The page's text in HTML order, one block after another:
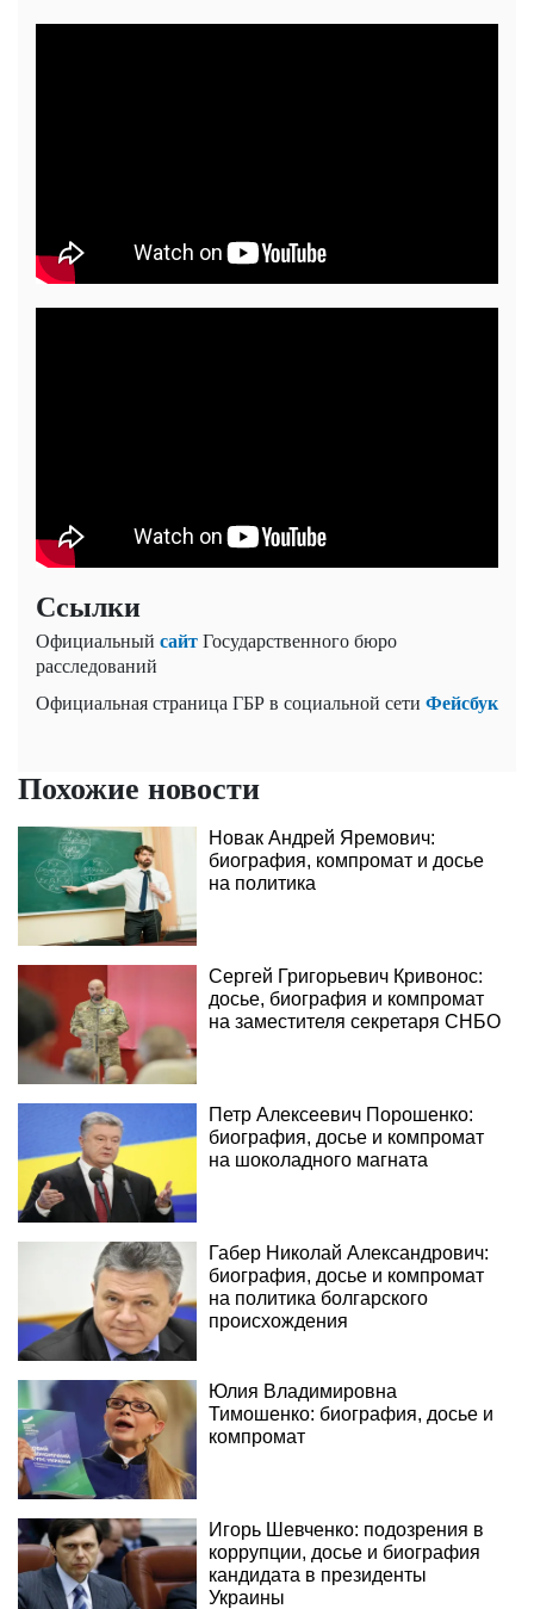
Ссылки
Официальный сайтГосударственного бюро
расследований
Официальная страница ГБР в социальной сети Фейсбук
Похожие новости
Новак Андрей Яремович:
биография, компромат и досье
на политика
Сергей Григорьевич Кривонос:
досье, биография и компромат
на заместителя секретаря СНБО
Петр Алексеевич Порошенко:
биография, досье и компромат
на шоколадного магната
Габер Николай Александрович:
биография, досье и компромат
на политика болгарского
происхождения
Юлия Владимировна
Тимошенко: биография, досье и
компромат
Игорь Шевченко: подозрения в
коррупции, досье и биография
кандидата в президенты
Украины